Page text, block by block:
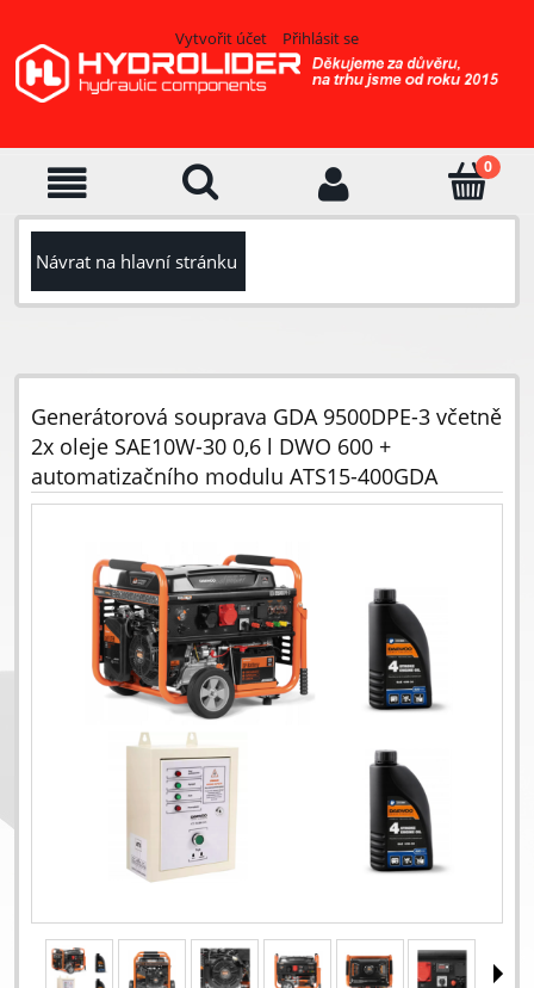
Vytvořit účet Přihlásit se
Návrat na hlavní stránku
Generátorová souprava GDA 9500DPE-3 včetně
2x oleje SAE10W-30 0,6 l DWO 600 +
automatizačního modulu ATS15-400GDA